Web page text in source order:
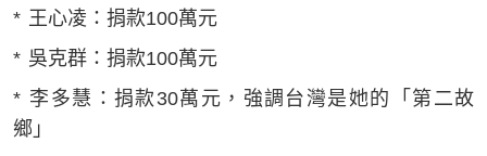
* 王心凌：捐款100萬元
* 吳克群：捐款100萬元
* 李多慧：捐款30萬元，強調台灣是她的「第二故
鄉」